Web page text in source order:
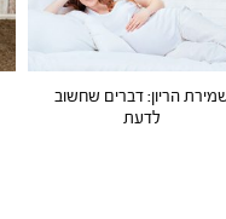
הריון: דברים שחשוב
לדעת